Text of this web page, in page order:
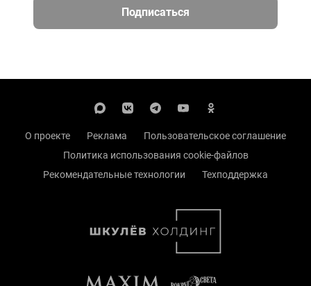
Подписаться
О проекте Реклама
Пользовательское соглашение
Политика использования cookie-файлов
Рекомендательные технологии
Техподдержка